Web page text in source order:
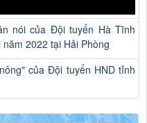
nói của Đội tuyển Hà Tĩnh
2022 tại Hải Phòng
của Đội tuyển HND tỉnh